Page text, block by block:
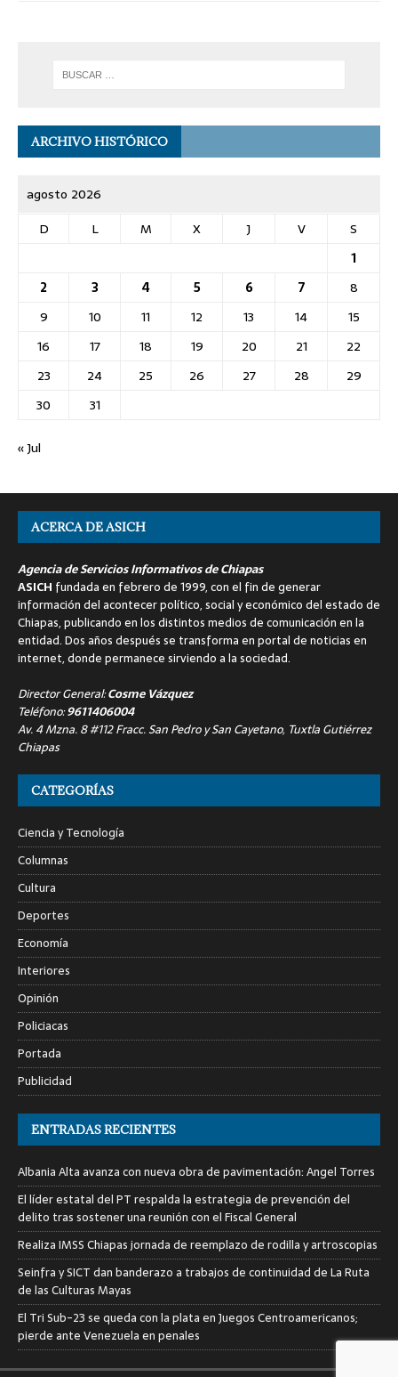
ARCHIVO HISTÓRICO
agosto 2026
D
L M X J V
S
1
2
3 4 5 6 7
8
9
10 11 12 13 14
15
16
17 18 19 20 21
22
23
24 25 26 27 28
29
30
31
« Jul
ACERCA DE ASICH
Agencia de Servicios Informativos de Chiapas
ASICH fundada en febrero de 1999, con el fin de generar
información del acontecer político, social y económico del estado de
Chiapas, publicando en los distintos medios de comunicación en la
entidad. Dos años después se transforma en portal de noticias en
internet, donde permanece sirviendo a la sociedad.
Director General:Cosme Vázquez
Teléfono:9611406004
Av. 4 Mzna. 8 #112 Fracc. San Pedro y San Cayetano, Tuxtla Gutiérrez
Chiapas
CATEGORÍAS
Ciencia y Tecnología
Columnas
Cultura
Deportes
Economía
Interiores
Opinión
Policiacas
Portada
Publicidad
ENTRADAS RECIENTES
Albania Alta avanza con nueva obra de pavimentación: Angel Torres
El líder estatal del PT respalda la estrategia de prevención del
delito tras sostener una reunión con el Fiscal General
Realiza IMSS Chiapas jornada de reemplazo de rodilla y artroscopias
Seinfra y SICT dan banderazo a trabajos de continuidad de La Ruta
de las Culturas Mayas
El Tri Sub-23 se queda con la plata en Juegos Centroamericanos;
pierde ante Venezuela en penales